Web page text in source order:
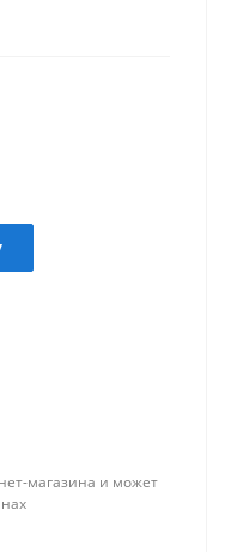
магазина и может